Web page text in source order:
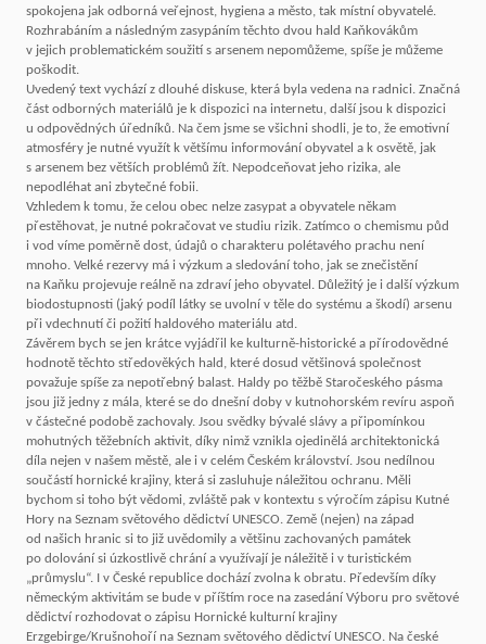
spokojena jak odborná veřejnost, hygiena a město, tak místní obyvatelé.
Rozhrabáním a následným zasypáním těchto dvou hald Kaňkovákům
v jejich problematickém soužití s arsenem nepomůžeme, spíše je můžeme
poškodit.
Uvedený text vychází z dlouhé diskuse, která byla vedena na radnici. Značná
část odborných materiálů je k dispozici na internetu, další jsou k dispozici
u odpovědných úředníků. Na čem jsme se všichni shodli, je to, že emotivní
atmosféry je nutné využít k většímu informování obyvatel a k osvětě, jak
s arsenem bez větších problémů žít. Nepodceňovat jeho rizika, ale
nepodléhat ani zbytečné fobii.
Vzhledem k tomu, že celou obec nelze zasypat a obyvatele někam
přestěhovat, je nutné pokračovat ve studiu rizik. Zatímco o chemismu půd
i vod víme poměrně dost, údajů o charakteru polétavého prachu není
mnoho. Velké rezervy má i výzkum a sledování toho, jak se znečistění
na Kaňku projevuje reálně na zdraví jeho obyvatel. Důležitý je i další výzkum
biodostupnosti (jaký podíl látky se uvolní v těle do systému a škodí) arsenu
při vdechnutí či požití haldového materiálu atd.
Závěrem bych se jen krátce vyjádřil ke kulturně-historické a přírodovědné
hodnotě těchto středověkých hald, které dosud většinová společnost
považuje spíše za nepotřebný balast. Haldy po těžbě Staročeského pásma
jsou již jedny z mála, které se do dnešní doby v kutnohorském revíru aspoň
v částečné podobě zachovaly. Jsou svědky bývalé slávy a připomínkou
mohutných těžebních aktivit, díky nimž vznikla ojedinělá architektonická
díla nejen v našem městě, ale i v celém Českém království. Jsou nedílnou
součástí hornické krajiny, která si zasluhuje náležitou ochranu. Měli
bychom si toho být vědomi, zvláště pak v kontextu s výročím zápisu Kutné
Hory na Seznam světového dědictví UNESCO. Země (nejen) na západ
od našich hranic si to již uvědomily a většinu zachovaných památek
po dolování si úzkostlivě chrání a využívají je náležitě i v turistickém
„průmyslu“. I v České republice dochází zvolna k obratu. Především díky
německým aktivitám se bude v příštím roce na zasedání Výboru pro světové
dědictví rozhodovat o zápisu Hornické kulturní krajiny
Erzgebirge/Krušnohoří na Seznam světového dědictví UNESCO. Na české